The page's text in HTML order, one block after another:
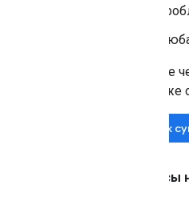
Прежде
либо
Поиск
Запросы